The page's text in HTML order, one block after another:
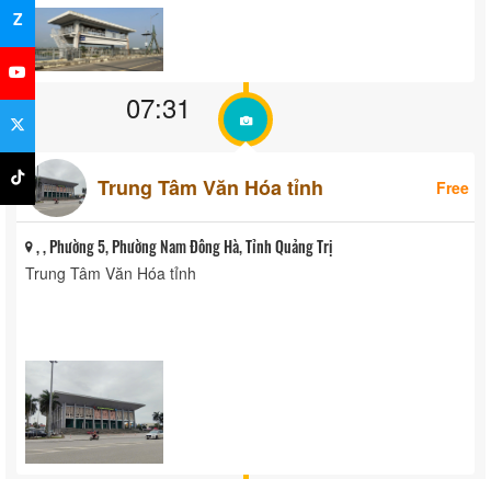
07:31
Trung Tâm Văn Hóa tỉnh Free
, , Phường 5, Phường Nam Đông Hà, Tỉnh Quảng Trị
Trung Tâm Văn Hóa tỉnh
Z